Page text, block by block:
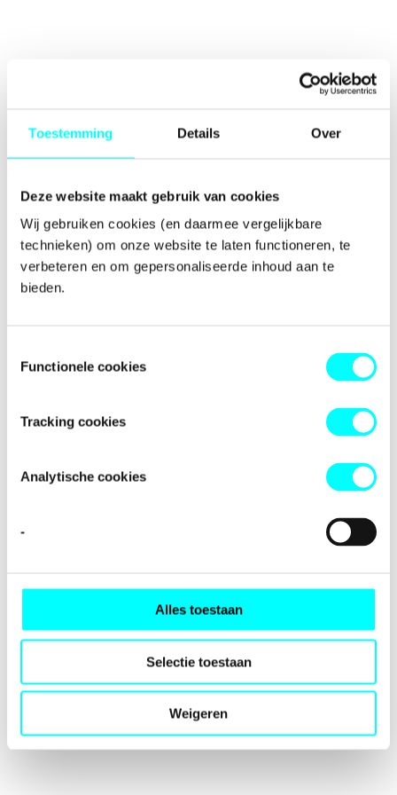
Toestemming Details Over
Deze website maakt gebruik van cookies
Wij gebruiken cookies (en daarmee vergelijkbare
technieken) om onze website te laten functioneren, te
verbeteren en om gepersonaliseerde inhoud aan te
bieden.
Functionele cookies
Tracking cookies
Analytische cookies
-
Alles toestaan
Selectie toestaan
Weigeren
-side exception has occurred while
browser consolefor